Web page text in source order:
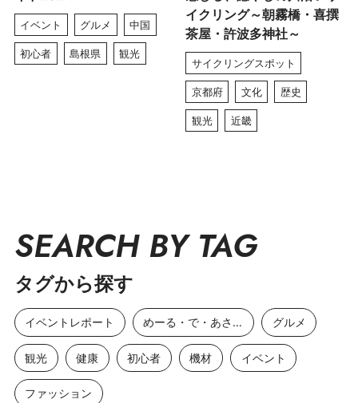
イベント グルメ 中国
初心者 島根県 観光
イクリング～朝霧橋・喜撰
茶屋・許波多神社～
サイクリングスポット
京都府 文化 歴史
観光 近畿
SEARCH BY TAG
タグから探す
イベントレポート めーる・で・あさひ グルメ
観光 健康 初心者 機材 イベント
ファッション